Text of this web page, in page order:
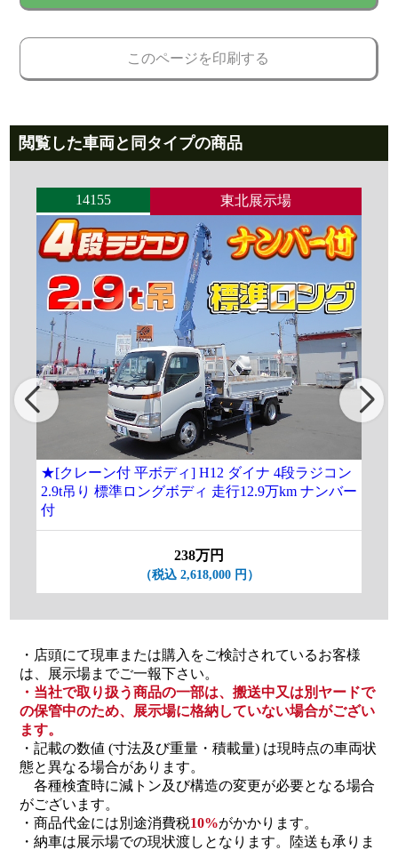
このページを印刷する
閲覧した車両と同タイプの商品
14155 東北展示場
★[クレーン付 平ボディ] H12 ダイナ 4段ラジコン
2.9t吊り 標準ロングボディ 走行12.9万km ナンバー
付
238万円
（税込 2,618,000 円）
・店頭にて現車または購入をご検討されているお客様
は、展示場までご一報下さい。
・当社で取り扱う商品の一部は、搬送中又は別ヤードで
の保管中のため、展示場に格納していない場合がござい
ます。
・記載の数値 (寸法及び重量・積載量) は現時点の車両状
態と異なる場合があります。
各種検査時に減トン及び構造の変更が必要となる場合
がございます。
・商品代金には別途消費税10%がかかります。
・納車は展示場での現状渡しとなります。陸送も承りま